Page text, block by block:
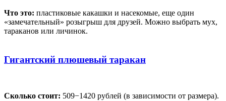
Что это: пластиковые какашки и насекомые, еще один
«замечательный» розыгрыш для друзей. Можно выбрать мух,
тараканов или личинок.
Гигантский плюшевый таракан
Сколько стоит: 509−1420 рублей (в зависимости от размера).